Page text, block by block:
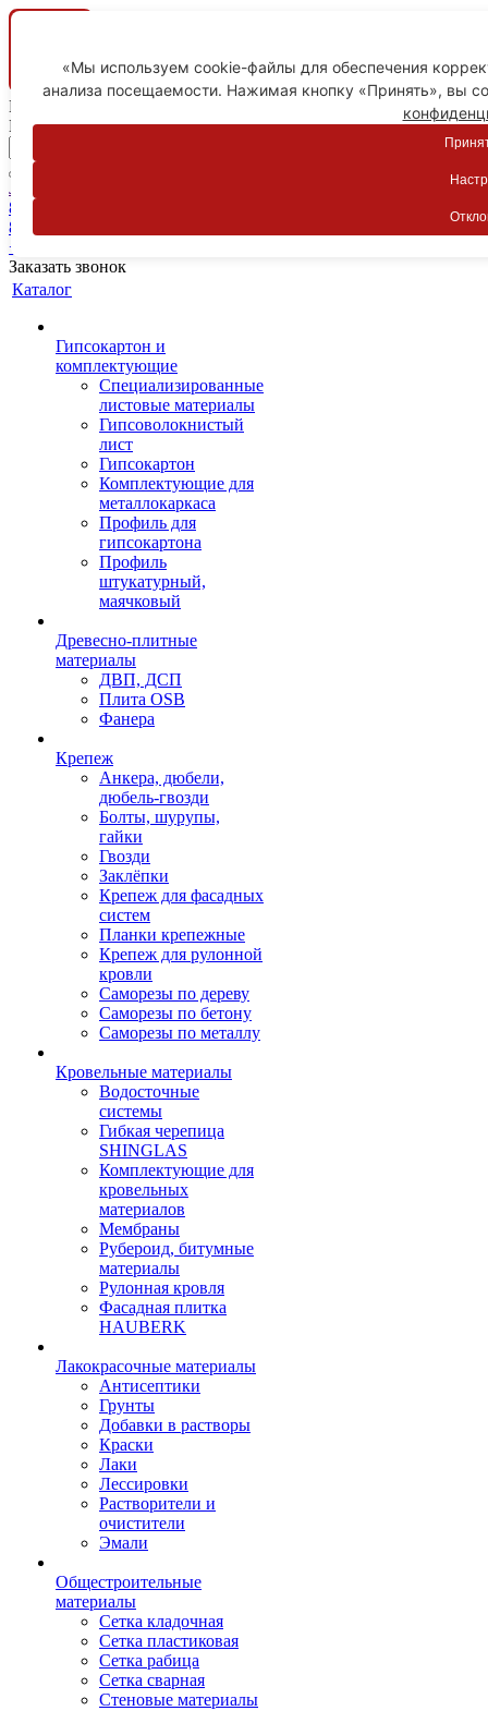
Ваш город
Пятигорск
Личный кабинет
8-800-775-59-89
8-800-775-59-89
+7 918 754-83-77
Заказать звонок
Каталог
Гипсокартон и
комплектующие
Специализированные
листовые материалы
Гипсоволокнистый
лист
Гипсокартон
Комплектующие для
металлокаркаса
Профиль для
гипсокартона
Профиль
штукатурный,
маячковый
Древесно-плитные
материалы
ДВП, ДСП
Плита OSB
Фанера
Крепеж
Анкера, дюбели,
дюбель-гвозди
Болты, шурупы,
гайки
Гвозди
Заклёпки
Крепеж для фасадных
систем
Планки крепежные
Крепеж для рулонной
кровли
Саморезы по дереву
Саморезы по бетону
Саморезы по металлу
Кровельные материалы
Водосточные
системы
Гибкая черепица
SHINGLAS
Комплектующие для
кровельных
материалов
Мембраны
Рубероид, битумные
материалы
Рулонная кровля
Фасадная плитка
HAUBERK
Лакокрасочные материалы
Антисептики
Грунты
Добавки в растворы
Краски
Лаки
Лессировки
Растворители и
очистители
Эмали
Общестроительные
материалы
Сетка кладочная
Сетка пластиковая
Сетка рабица
Сетка сварная
Стеновые материалы
«Мы используем cookie-файлы для обеспечения
анализа посещаемости. Нажимая кнопку «Принять», вы